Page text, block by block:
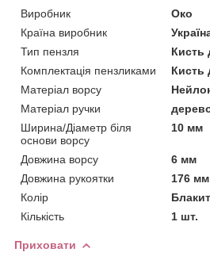
Виробник
Око
Країна виробник
Тип пензля
Кисть
Комплектація пензликами
Кисть
Матеріал ворсу
Матеріал ручки
Ширина/Діаметр біля
основи ворсу
10 мм
Довжина ворсу
6 мм
Довжина рукоятки
176 мм
Колір
Кількість
1 шт.
Приховати